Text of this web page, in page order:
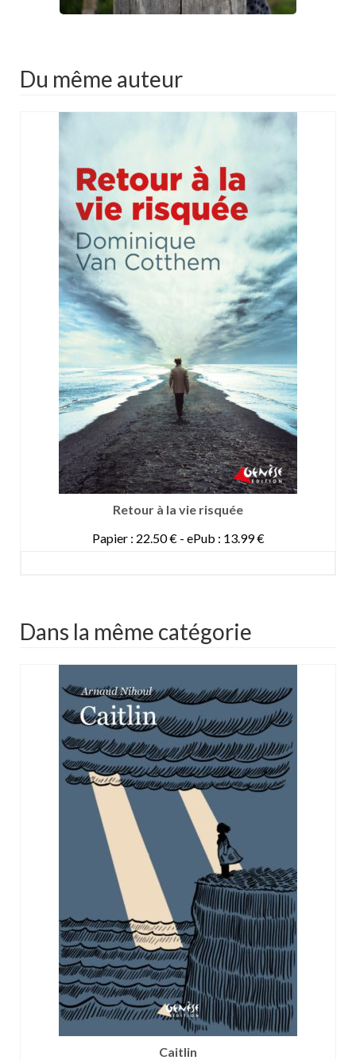
Du même auteur
Retour à la vie risquée
Papier : 22.50 € - ePub : 13.99 €
Dans la même catégorie
Caitlin